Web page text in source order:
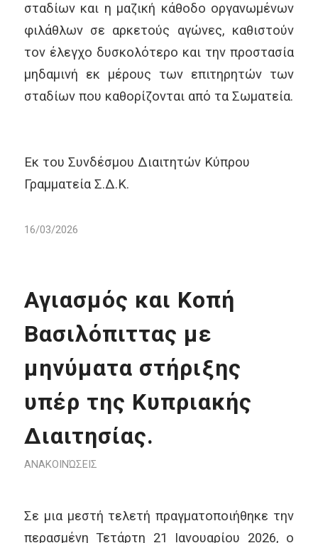
σταδίων και η μαζική κάθοδο οργανωμένων
φιλάθλων σε αρκετούς αγώνες, καθιστούν
τον έλεγχο δυσκολότερο και την προστασία
μηδαμινή εκ μέρους των επιτηρητών των
σταδίων που καθορίζονται από τα Σωματεία.
Εκ του Συνδέσμου Διαιτητών Κύπρου
Γραμματεία Σ.Δ.Κ.
16/03/2026
Αγιασμός και Κοπή
Βασιλόπιττας με
μηνύματα στήριξης
υπέρ της Κυπριακής
Διαιτησίας.
ΑΝΑΚΟΙΝΏΣΕΙΣ
Σε μια μεστή τελετή πραγματοποιήθηκε την
περασμένη Τετάρτη 21 Ιανουαρίου 2026, ο